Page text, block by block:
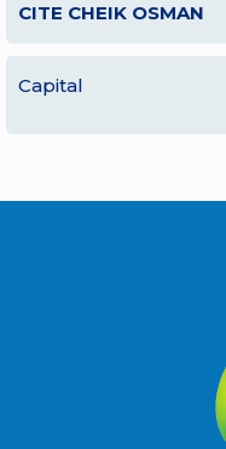
CITE CHEIK OSMAN
Capital